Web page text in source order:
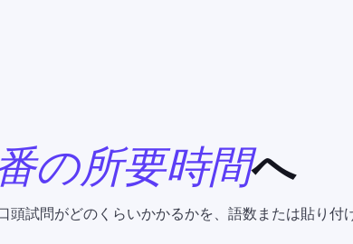
の所要時間へ
頭試問がどのくらいかかるかを、語数または貼り付